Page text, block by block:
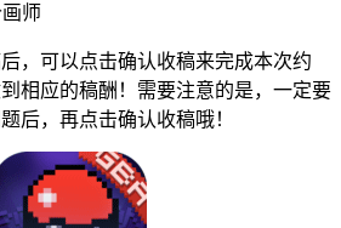
师
可以点击确认收稿来完成本次约
相应的稿酬！需要注意的是，一定要
后，再点击确认收稿哦！